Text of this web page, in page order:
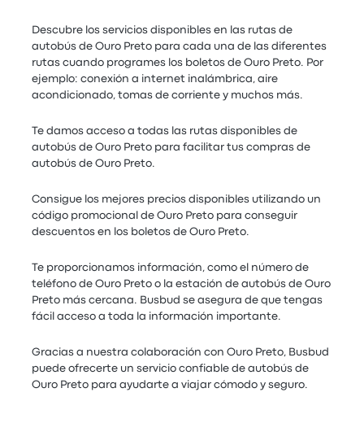
Descubre los servicios disponibles en las rutas de
autobús de Ouro Preto para cada una de las diferentes
rutas cuando programes los boletos de Ouro Preto. Por
ejemplo: conexión a internet inalámbrica, aire
acondicionado, tomas de corriente y muchos más.
Te damos acceso a todas las rutas disponibles de
autobús de Ouro Preto para facilitar tus compras de
autobús de Ouro Preto.
Consigue los mejores precios disponibles utilizando un
código promocional de Ouro Preto para conseguir
descuentos en los boletos de Ouro Preto.
Te proporcionamos información, como el número de
teléfono de Ouro Preto o la estación de autobús de Ouro
Preto más cercana. Busbud se asegura de que tengas
fácil acceso a toda la información importante.
Gracias a nuestra colaboración con Ouro Preto, Busbud
puede ofrecerte un servicio confiable de autobús de
Ouro Preto para ayudarte a viajar cómodo y seguro.